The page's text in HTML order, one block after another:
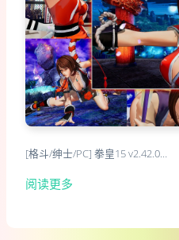
[格斗/绅士/PC] 拳皇15 v2.42.0…
阅读更多